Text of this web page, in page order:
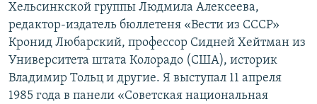
Хельсинкской группы Людмила Алексеева,
редактор-издатель бюллетеня «Вести из СССР»
Кронид Любарский, профессор Сидней Хейтман из
Университета штата Колорадо (США), историк
Владимир Тольц и другие. Я выступал 11 апреля
1985 года в панели «Советская национальная